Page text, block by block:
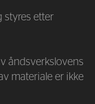
styres etter
åndsverkslovens
materiale er ikke